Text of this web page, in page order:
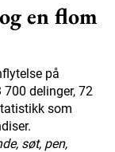
en flom
på
delinger, 72
som
søt, pen,